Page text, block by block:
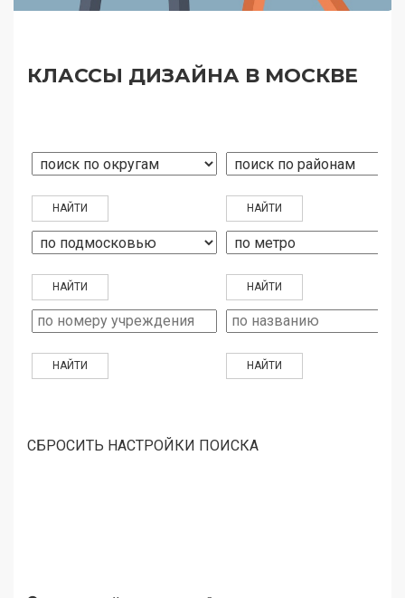
КЛАССЫ ДИЗАЙНА В МОСКВЕ
СБРОСИТЬ НАСТРОЙКИ ПОИСКА